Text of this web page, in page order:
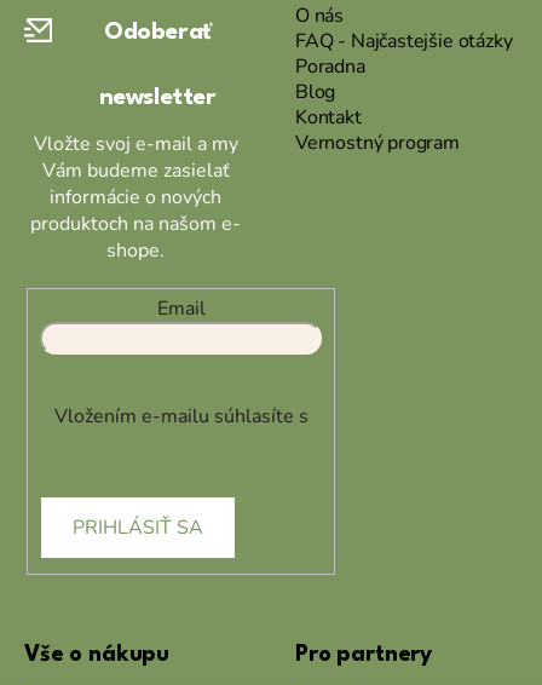
Odoberať
newsletter
Vložte svoj e-mail a my
Vám budeme zasielať
informácie o nových
produktoch na našom e-
shope.
Email
Vložením e-mailu súhlasíte s
PRIHLÁSIŤ SA
O nás
FAQ - Najčastejšie otázky
Poradna
Blog
Kontakt
Vernostný program
Vše o nákupu Pro partnery